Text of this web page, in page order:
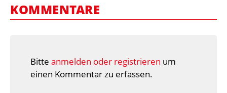
KOMMENTARE
Bitte anmelden oder registrieren um
einen Kommentar zu erfassen.